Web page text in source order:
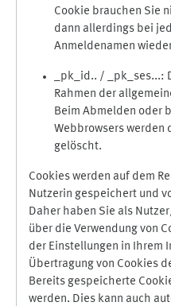
Cookie brauchen Sie
dann allerdings bei
Anmeldenamen
_pk_id.. / _pk_ses...:
Rahmen der
Beim Abmelden oder
Webbrowsers werden
gelöscht.
Cookies werden auf dem
Nutzerin gespeichert und
Daher haben Sie als
über die Verwendung von
der Einstellungen in Ihrem
Übertragung von Cookies
Bereits gespeicherte
werden. Dies kann auch